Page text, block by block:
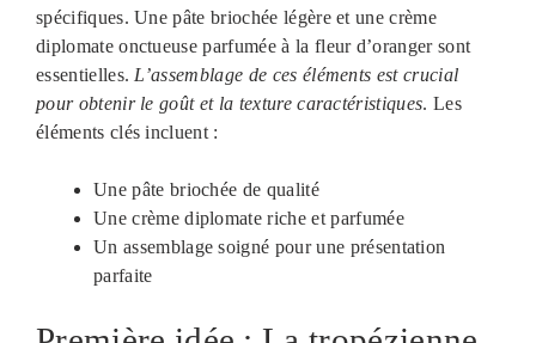
spécifiques. Une pâte briochée légère et une crème
diplomate onctueuse parfumée à la fleur d’oranger sont
essentielles. L’assemblage de ces éléments est crucial
pour obtenir le goût et la texture caractéristiques. Les
éléments clés incluent :
Une pâte briochée de qualité
Une crème diplomate riche et parfumée
Un assemblage soigné pour une présentation
parfaite